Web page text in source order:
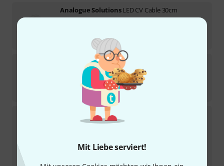
Mit Liebe serviert!
Analogue SolutionsLED CV Cable 30cm
Tiptop Audio Stackcable Orange 350 cm
28
Sofort lieferbar
€
A-100C15
276